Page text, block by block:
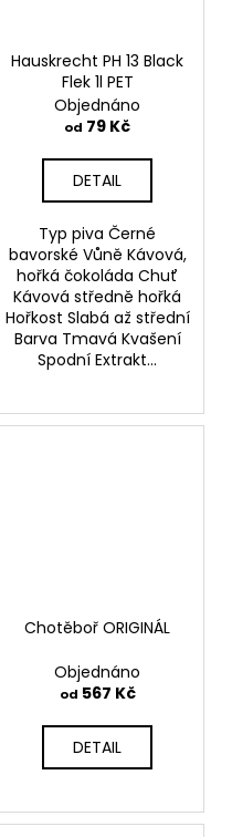
Hauskrecht PH 13 Black
Flek 1l PET
Objednáno
od 79 Kč
DETAIL
Typ piva Černé
bavorské Vůně Kávová,
hořká čokoláda Chuť
Kávová středně hořká
Hořkost Slabá až střední
Barva Tmavá Kvašení
Spodní Extrakt...
Chotěboř ORIGINÁL
Objednáno
od 567 Kč
DETAIL